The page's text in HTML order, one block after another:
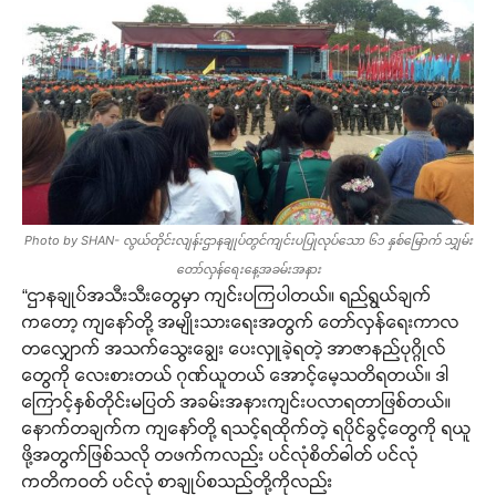
Photo by SHAN- လွယ်တိုင်းလျန်းဌာနချုပ်တွင်ကျင်းပပြုလုပ်သော ၆၁ နှစ်မြောက် သျှမ်း
တော်လှန်ရေးနေ့အခမ်းအနား
“ဌာနချုပ်အသီးသီးတွေမှာ ကျင်းပကြပါတယ်။ ရည်ရွယ်ချက်
ကတော့ ကျနော်တို့ အမျိုးသားရေးအတွက် တော်လှန်ရေးကာလ
တလျှောက် အသက်သွေးချွေး ပေးလှူခဲ့ရတဲ့ အာဇာနည်ပုဂ္ဂိုလ်
တွေကို လေးစားတယ် ဂုဏ်ယူတယ် အောင့်မေ့သတိရတယ်။ ဒါ
ကြောင့်နှစ်တိုင်းမပြတ် အခမ်းအနားကျင်းပလာရတာဖြစ်တယ်။
နောက်တချက်က ကျနော်တို့ ရသင့်ရထိုက်တဲ့ ရပိုင်ခွင့်တွေကို ရယူ
ဖို့အတွက်ဖြစ်သလို တဖက်ကလည်း ပင်လုံစိတ်ဓါတ် ပင်လုံ
ကတိကဝတ် ပင်လုံ စာချုပ်စသည်တို့ကိုလည်း